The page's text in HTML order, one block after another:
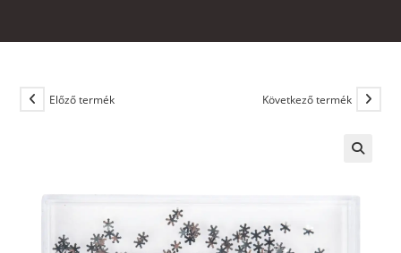
Előző termék Következő termék